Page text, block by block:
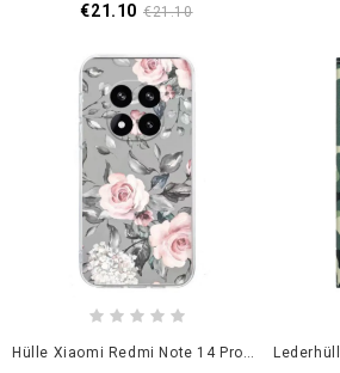
€21.10 €21.10
Hülle Xiaomi Redmi Note 14 Pro 5g Handyhülle Blumenmuster Auf Grauem Hintergrund